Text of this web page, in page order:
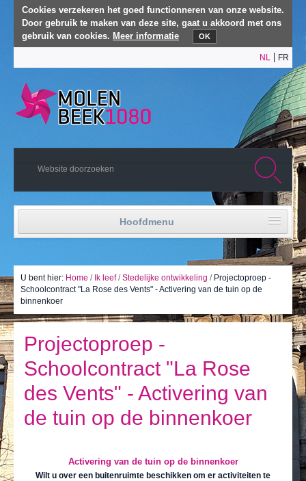
Cookies verzekeren het goed functionneren van onze website.
Door gebruik te maken van deze site, gaat u akkoord met ons
gebruik van cookies. Meer informatie OK
NL FR
Hoofdmenu
Politiek leven
Ik leef
Ik bezoek
Publicaties
Actualiteiten
E-loket / Afspraak maken
U bent hier: Home / Ik leef /Stedelijke ontwikkeling / Projectoproep -
Schoolcontract "La Rose des Vents" - Activering van de tuin op de
binnenkoer
Projectoproep -
Schoolcontract "La Rose
des Vents" - Activering van
de tuin op de binnenkoer
Activering van de tuin op de binnenkoer
Wilt u over een buitenruimte beschikken om er activiteiten te